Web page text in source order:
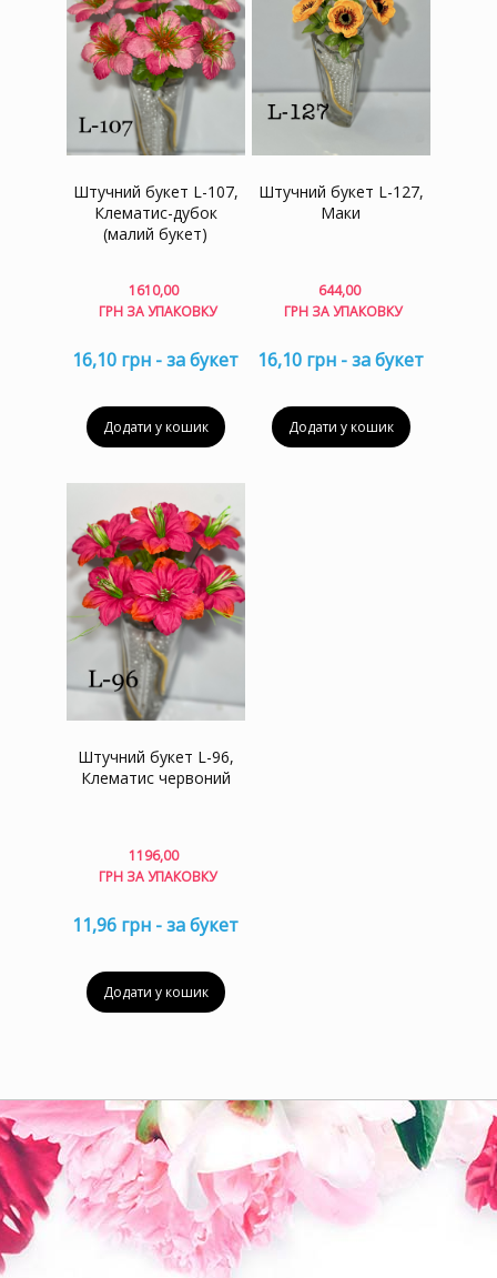
Штучний букет L-107,
Клематис-дубок
(малий букет)
1610,00
ГРН ЗА УПАКОВКУ
16,10 грн - за букет
Додати у кошик
Штучний букет L-127,
Маки
644,00
ГРН ЗА УПАКОВКУ
16,10 грн - за букет
Додати у кошик
Штучний букет L-96,
Клематис червоний
1196,00
ГРН ЗА УПАКОВКУ
11,96 грн - за букет
Додати у кошик